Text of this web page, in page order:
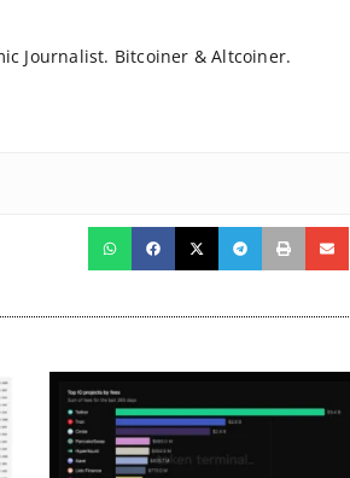
Journalist. Bitcoiner & Altcoiner.